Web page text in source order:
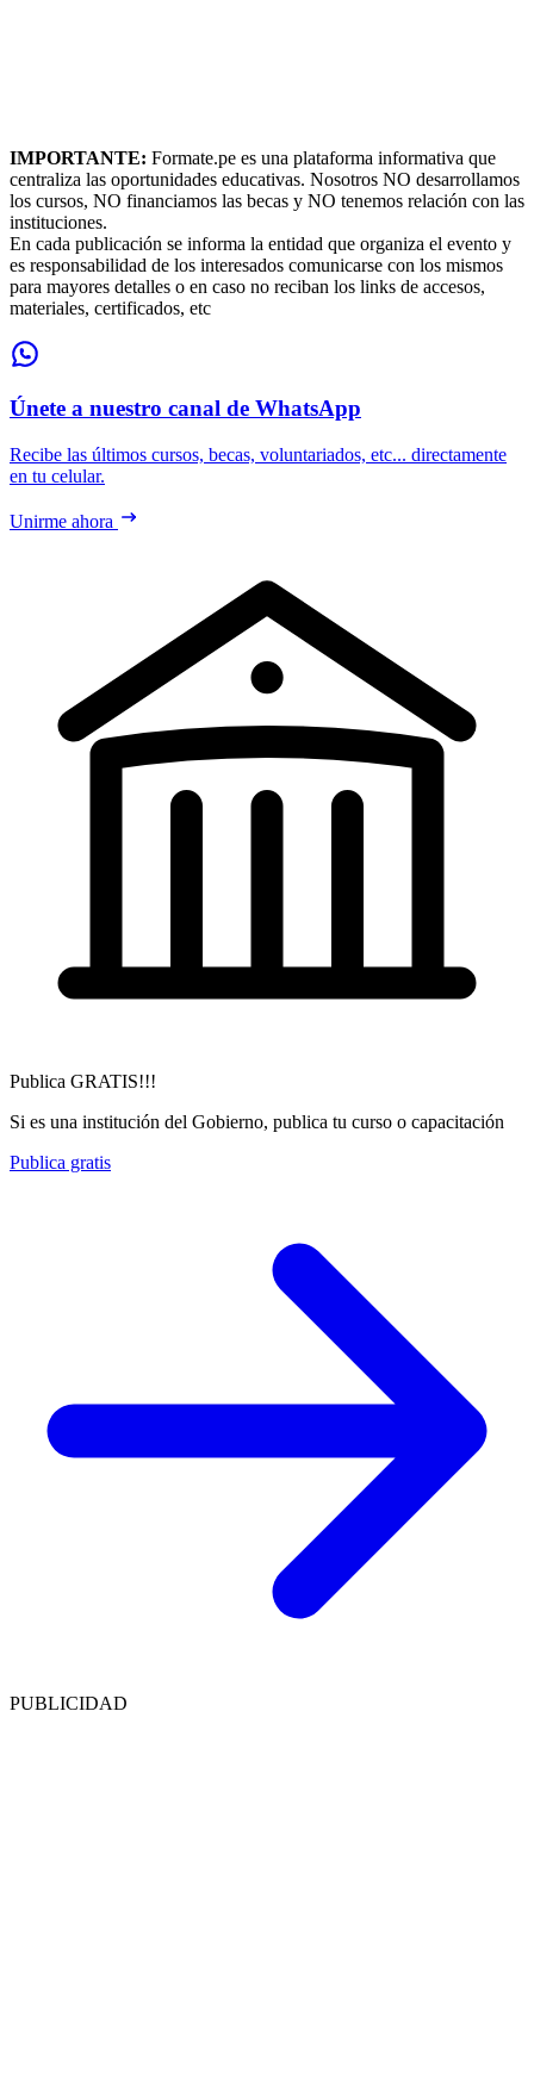
IMPORTANTE: Formate.pe es una plataforma informativa que
centraliza las oportunidades educativas. Nosotros NO desarrollamos
los cursos, NO financiamos las becas y NO tenemos relación con las
instituciones.
En cada publicación se informa la entidad que organiza el evento y
es responsabilidad de los interesados comunicarse con los mismos
para mayores detalles o en caso no reciban los links de accesos,
materiales, certificados, etc
Únete a nuestro canal de WhatsApp
Recibe las últimos cursos, becas, voluntariados, etc... directamente
en tu celular.
Unirme ahora
Publica GRATIS!!!
Si es una institución del Gobierno, publica tu curso o capacitación
Publica gratis
PUBLICIDAD